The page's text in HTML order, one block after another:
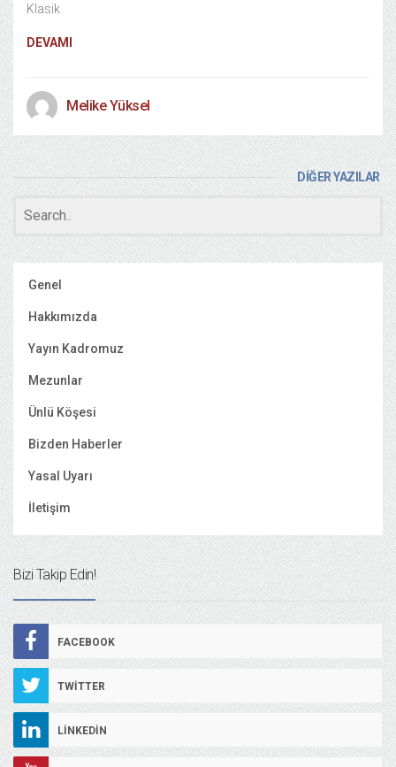
Klasik
DEVAMI
Melike Yüksel
DİĞER YAZILAR
Genel
Hakkımızda
Yayın Kadromuz
Mezunlar
Ünlü Köşesi
Bizden Haberler
Yasal Uyarı
İletişim
Bizi Takip Edin!
FACEBOOK
TWITTER
LINKEDIN